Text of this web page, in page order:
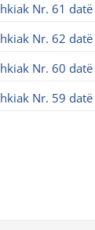
Nr. 61
Nr. 62
Nr. 60
Nr. 59